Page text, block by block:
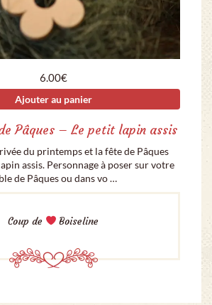
6.00€
Ajouter au panier
Pâques – Le petit lapin assis
du printemps et la fête de Pâques
assis. Personnage à poser sur votre
de Pâques ou dans vo …
Coup de Boiseline